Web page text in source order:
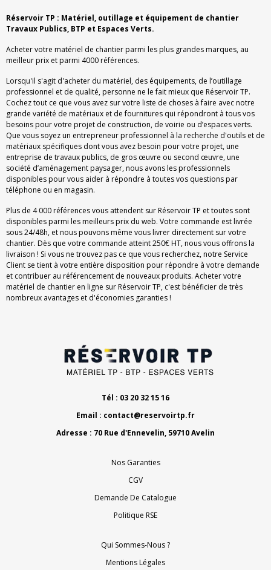
Réservoir TP : Matériel, outillage et équipement de chantier
Travaux Publics, BTP et Espaces Verts.
Acheter votre matériel de chantier parmi les plus grandes marques, au
meilleur prix et parmi 4000 références.
Lorsqu'il s'agit d'acheter du matériel, des équipements, de l’outillage
professionnel et de qualité, personne ne le fait mieux que Réservoir TP.
Cochez tout ce que vous avez sur votre liste de choses à faire avec notre
grande variété de matériaux et de fournitures qui répondront à tous vos
besoins pour votre projet de construction, de voirie ou d’espaces verts.
Que vous soyez un entrepreneur professionnel à la recherche d'outils et de
matériaux spécifiques dont vous avez besoin pour votre projet, une
entreprise de travaux publics, de gros œuvre ou second œuvre, une
société d’aménagement paysager, nous avons les professionnels
disponibles pour vous aider à répondre à toutes vos questions par
téléphone ou en magasin.
Plus de 4 000 références vous attendent sur Réservoir TP et toutes sont
disponibles parmi les meilleurs prix du web. Votre commande est livrée
sous 24/48h, et nous pouvons même vous livrer directement sur votre
chantier. Dès que votre commande atteint 250€ HT, nous vous offrons la
livraison ! Si vous ne trouvez pas ce que vous recherchez, notre Service
Client se tient à votre entière disposition pour répondre à votre demande
et contribuer au référencement de nouveaux produits. Acheter votre
matériel de chantier en ligne sur Réservoir TP, c'est bénéficier de très
nombreux avantages et d'économies garanties !
Tél : 03 20 32 15 16
Email : contact@reservoirtp.fr
Adresse : 70 Rue d'Ennevelin, 59710 Avelin
Nos Garanties
CGV
Demande De Catalogue
Politique RSE
Qui Sommes-Nous ?
Mentions Légales